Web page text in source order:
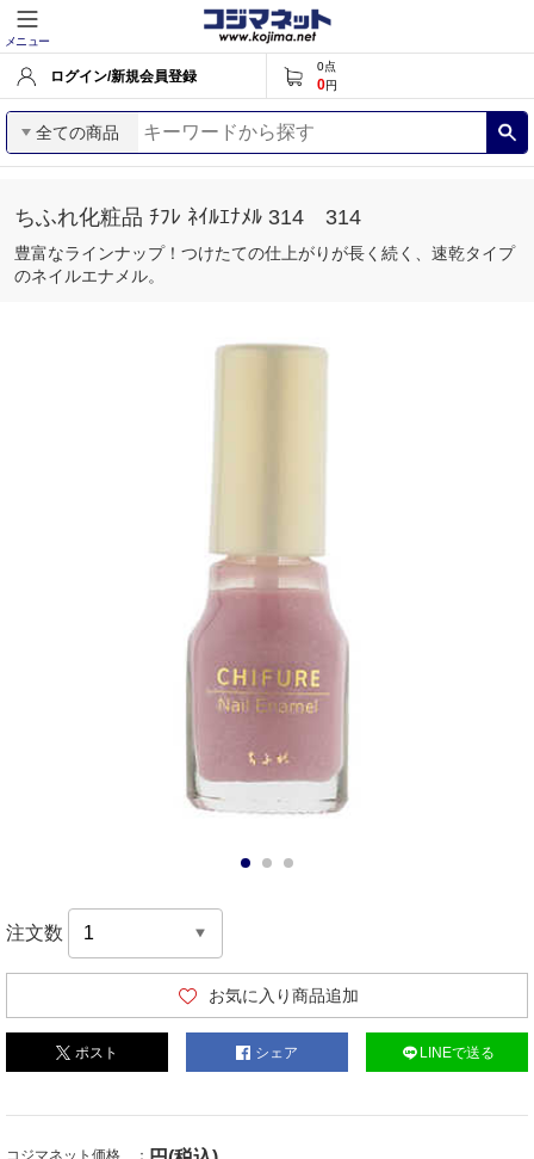
メニュー
ログイン/新規会員登録
0点
0円
全ての商品
ちふれ化粧品 ﾁﾌﾚ ﾈｲﾙｴﾅﾒﾙ 314 314
豊富なラインナップ！つけたての仕上がりが長く続く、速乾タイプ
のネイルエナメル。
注文数
お気に入り商品追加
ポスト シェア LINEで送る
コジマネット価格